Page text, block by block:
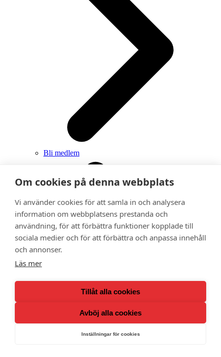
Bli medlem
Ge bort ett medlemskap i Adoptionscentrum som
Om cookies på denna webbplats
Vi använder cookies för att samla in och analysera
information om webbplatsens prestanda och
användning, för att förbättra funktioner kopplade till
sociala medier och för att förbättra och anpassa innehåll
och annonser.
Läs mer
Tillåt alla cookies
Avböj alla cookies
Inställningar för cookies